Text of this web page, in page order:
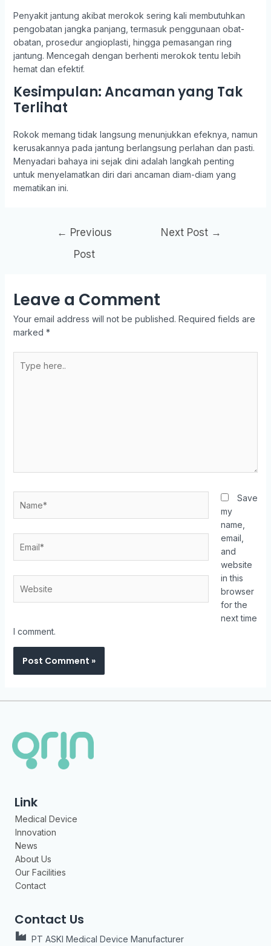
Penyakit jantung akibat merokok sering kali membutuhkan
pengobatan jangka panjang, termasuk penggunaan obat-
obatan, prosedur angioplasti, hingga pemasangan ring
jantung. Mencegah dengan berhenti merokok tentu lebih
hemat dan efektif.
Kesimpulan: Ancaman yang Tak
Terlihat
Rokok memang tidak langsung menunjukkan efeknya, namun
kerusakannya pada jantung berlangsung perlahan dan pasti.
Menyadari bahaya ini sejak dini adalah langkah penting
untuk menyelamatkan diri dari ancaman diam-diam yang
mematikan ini.
← Previous
Post
Next Post →
Leave a Comment
Your email address will not be published. Required fields are
marked *
Save
my
name,
email,
and
website
in this
browser
for the
next time
I comment.
Link
Medical Device
Innovation
News
About Us
Our Facilities
Contact
Contact Us
PT ASKI Medical Device Manufacturer